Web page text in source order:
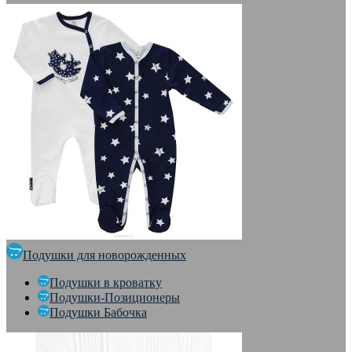
Подушки для новорожденных
Подушки в кроватку
Подушки-Позиционеры
Подушки Бабочка